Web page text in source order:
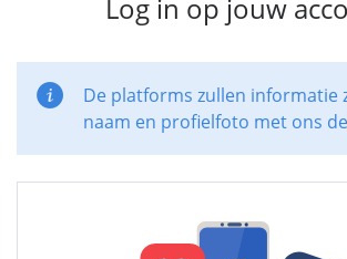
Log in op jouw
De platforms zullen informatie
naam en profielfoto met ons